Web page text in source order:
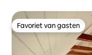
Favoriet van gasten
Favoriet van gasten